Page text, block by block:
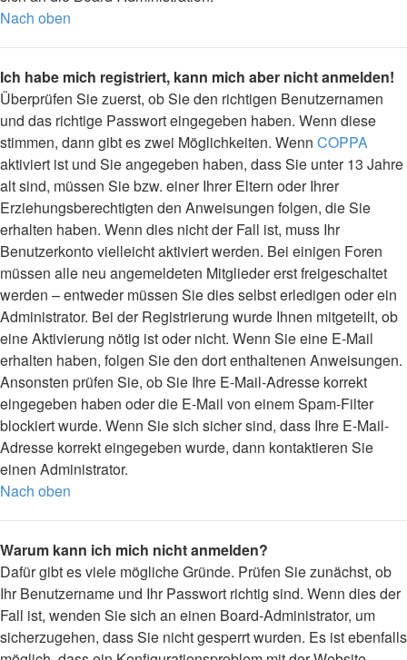
Nach oben
Ich habe mich registriert, kann mich aber nicht anmelden!
Überprüfen Sie zuerst, ob Sie den richtigen Benutzernamen
und das richtige Passwort eingegeben haben. Wenn diese
stimmen, dann gibt es zwei Möglichkeiten. Wenn COPPA
aktiviert ist und Sie angegeben haben, dass Sie unter 13 Jahre
alt sind, müssen Sie bzw. einer Ihrer Eltern oder Ihrer
Erziehungsberechtigten den Anweisungen folgen, die Sie
erhalten haben. Wenn dies nicht der Fall ist, muss Ihr
Benutzerkonto vielleicht aktiviert werden. Bei einigen Foren
müssen alle neu angemeldeten Mitglieder erst freigeschaltet
werden – entweder müssen Sie dies selbst erledigen oder ein
Administrator. Bei der Registrierung wurde Ihnen mitgeteilt, ob
eine Aktivierung nötig ist oder nicht. Wenn Sie eine E-Mail
erhalten haben, folgen Sie den dort enthaltenen Anweisungen.
Ansonsten prüfen Sie, ob Sie Ihre E-Mail-Adresse korrekt
eingegeben haben oder die E-Mail von einem Spam-Filter
blockiert wurde. Wenn Sie sich sicher sind, dass Ihre E-Mail-
Adresse korrekt eingegeben wurde, dann kontaktieren Sie
einen Administrator.
Nach oben
Warum kann ich mich nicht anmelden?
Dafür gibt es viele mögliche Gründe. Prüfen Sie zunächst, ob
Ihr Benutzername und Ihr Passwort richtig sind. Wenn dies der
Fall ist, wenden Sie sich an einen Board-Administrator, um
sicherzugehen, dass Sie nicht gesperrt wurden. Es ist ebenfalls